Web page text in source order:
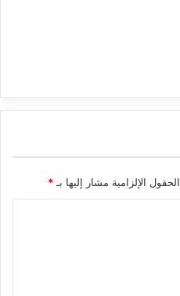
الحقول الإلزامية مشار إليها بـ *